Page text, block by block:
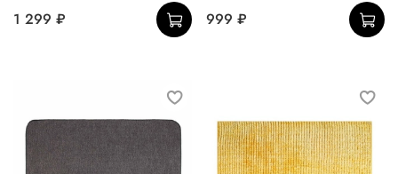
1 299 ₽
999 ₽